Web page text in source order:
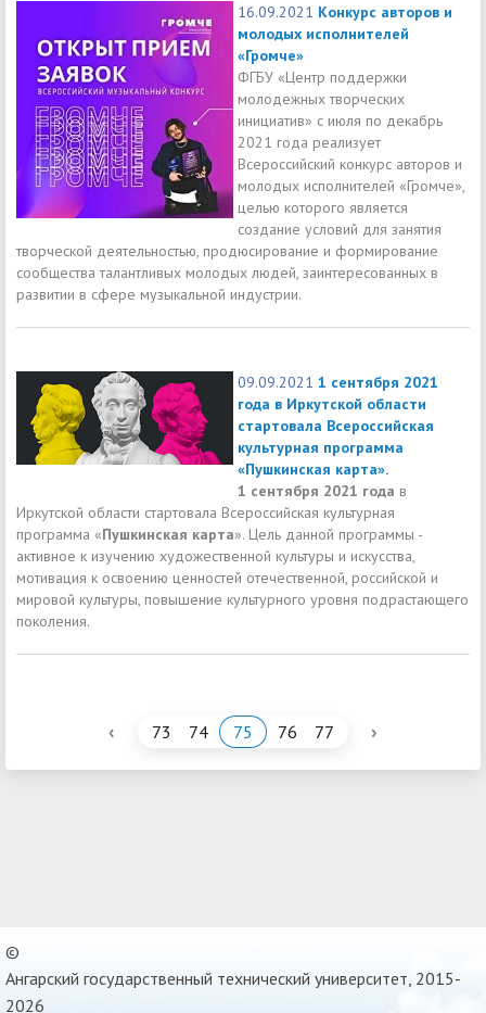
16.09.2021 Конкурс авторов и
молодых исполнителей
«Громче»
ФГБУ «Центр поддержки
молодежных творческих
инициатив» с июля по декабрь
2021 года реализует
Всероссийский конкурс авторов и
молодых исполнителей «Громче»,
целью которого является
создание условий для занятия
творческой деятельностью, продюсирование и формирование
сообщества талантливых молодых людей, заинтересованных в
развитии в сфере музыкальной индустрии.
09.09.2021 1 сентября 2021
года в Иркутской области
стартовала Всероссийская
культурная программа
«Пушкинская карта».
1 сентября 2021 года в
Иркутской области стартовала Всероссийская культурная
программа «Пушкинская карта». Цель данной программы -
активное к изучению художественной культуры и искусства,
мотивация к освоению ценностей отечественной, российской и
мировой культуры, повышение культурного уровня подрастающего
поколения.
‹ 73 74 75 76 77 ›
©
Ангарский государственный технический университет, 2015-
2026